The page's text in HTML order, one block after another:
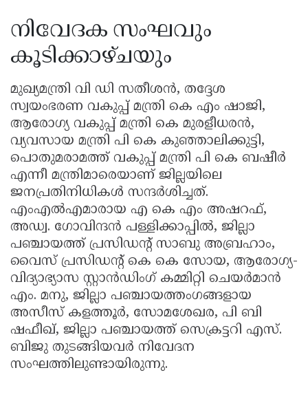
നിവേദക സംഘവും
കൂടിക്കാഴ്ചയും
മുഖ്യമന്ത്രി വി ഡി സതീശൻ, തദ്ദേശ
സ്വയംഭരണ വകുപ്പ് മന്ത്രി കെ എം ഷാജി,
ആരോഗ്യ വകുപ്പ് മന്ത്രി കെ മുരളീധരൻ,
വ്യവസായ മന്ത്രി പി കെ കുഞ്ഞാലിക്കുട്ടി,
പൊതുമരാമത്ത് വകുപ്പ് മന്ത്രി പി കെ ബഷീർ
എന്നീ മന്ത്രിമാരെയാണ് ജില്ലയിലെ
ജനപ്രതിനിധികൾ സന്ദർശിച്ചത്.
എംഎൽഎമാരായ എ കെ എം അഷറഫ്,
അഡ്വ. ഗോവിന്ദൻ പള്ളിക്കാപ്പിൽ, ജില്ലാ
പഞ്ചായത്ത് പ്രസിഡൻ്റ് സാബു അബ്രഹാം,
വൈസ് പ്രസിഡൻ്റ് കെ കെ സോയ, ആരോഗ്യ-
വിദ്യാഭ്യാസ സ്റ്റാൻഡിംഗ് കമ്മിറ്റി ചെയർമാൻ
എം. മനു, ജില്ലാ പഞ്ചായത്തംഗങ്ങളായ
അസീസ് കളത്തൂർ, സോമശേഖര, പി ബി
ഷഫീഖ്, ജില്ലാ പഞ്ചായത്ത് സെക്രട്ടറി എസ്.
ബിജു തുടങ്ങിയവർ നിവേദന
സംഘത്തിലുണ്ടായിരുന്നു.